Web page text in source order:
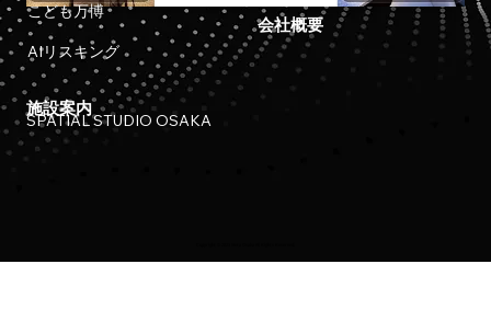
こども万博
AIリスキング
施設案内
SPATIAL STUDIO OSAKA
会社概要